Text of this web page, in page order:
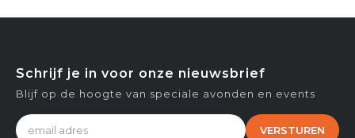
Schrijf je in voor onze nieuwsbrief
Blijf op de hoogte van speciale avonden en events
VERSTUREN